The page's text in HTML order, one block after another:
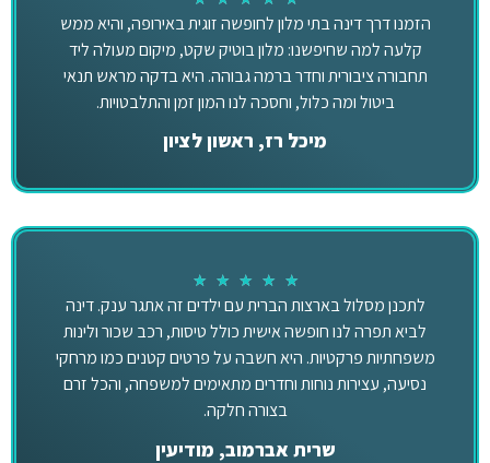
הזמנו דרך דינה בתי מלון לחופשה זוגית באירופה, והיא ממש
קלעה למה שחיפשנו: מלון בוטיק שקט, מיקום מעולה ליד
תחבורה ציבורית וחדר ברמה גבוהה. היא בדקה מראש תנאי
ביטול ומה כלול, וחסכה לנו המון זמן והתלבטויות.
מיכל רז, ראשון לציון
★
★
★
★
★
לתכנן מסלול בארצות הברית עם ילדים זה אתגר ענק. דינה
לביא תפרה לנו חופשה אישית כולל טיסות, רכב שכור ולינות
משפחתיות פרקטיות. היא חשבה על פרטים קטנים כמו מרחקי
נסיעה, עצירות נוחות וחדרים מתאימים למשפחה, והכל זרם
בצורה חלקה.
שרית אברמוב, מודיעין